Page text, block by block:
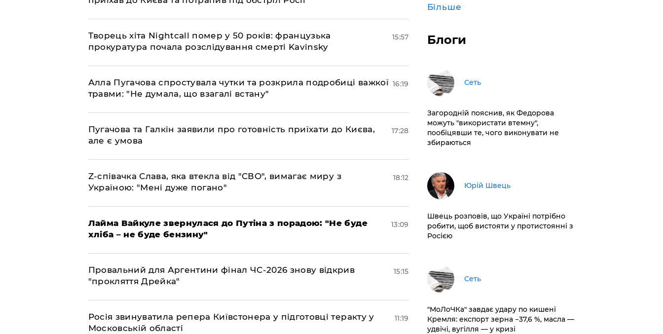
Творець хіта Nightcall помер у 50 років: французька
прокуратура почала розслідування смерті Kavinsky
15:57
Алла Пугачова спростувала чутки та розкрила подробиці важкої
травми: "Не думала, що взагалі встану"
16:19
​Пугачова та Галкін заявили про готовність приїхати до Києва,
але є умова
17:28
​Z-співачка Слава, яка втекла від "СВО", вимагає миру з
Україною: "Мені дуже погано"
18:12
Лайма Вайкуле звернулася до Путіна з порадою: "Не буде
хліба – не буде бензину"
13:09
Провальний для Аргентини фінал ЧС-2026 знову відкрив
"прокляття Дрейка"
15:15
Росія звинуватила репера Київстонера у підготовці теракту у
Московській області
11:19
Більше
Блоги
Сеть
Загородній пояснив, як Федорова
можуть "використати втемну",
пообіцявши те, чого виконувати не
збираються
Юрій Швець
Швець розповів, що Україні потрібно
робити, щоб вистояти у протистоянні з
Росією
Сеть
​"МоЛоЧКа" завдає удару по кишені
Кремля: експорт зерна −37,6 %, масла —
удвічі, вугілля — у кризі